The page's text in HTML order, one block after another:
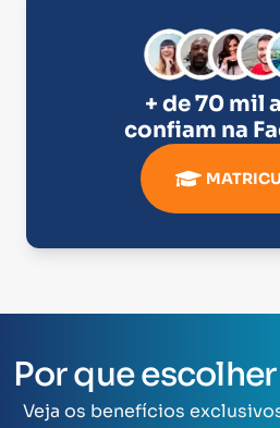
+ de 70 mil
confiam na
Por que
Veja os benefícios